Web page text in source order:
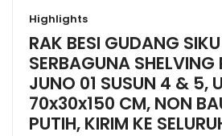
Highlights
RAK BESI GUDANG
SERBAGUNA SHELVING
JUNO 01 SUSUN 4 & 5,
70x30x150 CM, NON
PUTIH, KIRIM KE